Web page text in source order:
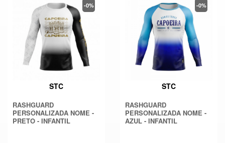
STC
RASHGUARD
PERSONALIZADA NOME -
PRETO - INFANTIL
-0%
STC
RASHGUARD
PERSONALIZADA NOME -
AZUL - INFANTIL
-0%